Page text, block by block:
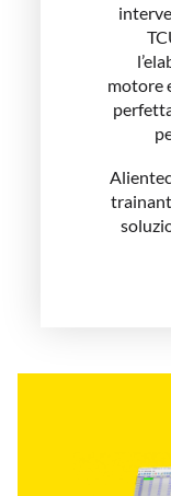
motore